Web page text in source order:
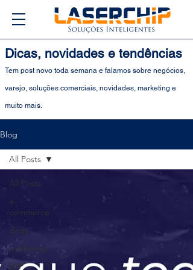
Dicas, novidades e tendências
Tem post novo toda semana e falamos sobre negócios,
varejo, soluções comerciais, novidades, marketing e
muito mais.
Blog
All Posts
e-
commerce
dicas
marketing
ERP
All Posts